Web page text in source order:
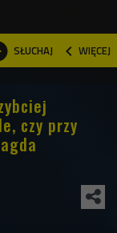
SŁUCHAJ  WIĘCEJ

czy przy